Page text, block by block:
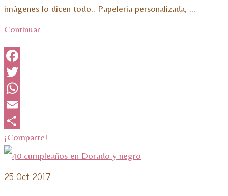
imágenes lo dicen todo.. Papeleria personalizada, …
Continuar
Facebook
Twitter
WhatsApp
Email
¡Comparte!
25 Oct 2017